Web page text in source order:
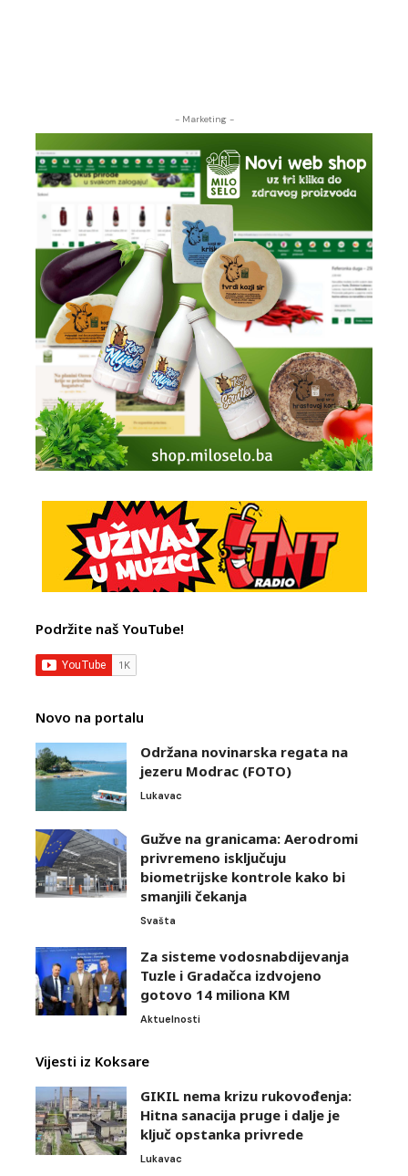
- Marketing -
Podržite naš YouTube!
Novo na portalu
Održana novinarska regata na
jezeru Modrac (FOTO)
Lukavac
Gužve na granicama: Aerodromi
privremeno isključuju
biometrijske kontrole kako bi
smanjili čekanja
Svašta
Za sisteme vodosnabdijevanja
Tuzle i Gradačca izdvojeno
gotovo 14 miliona KM
Aktuelnosti
Vijesti iz Koksare
GIKIL nema krizu rukovođenja:
Hitna sanacija pruge i dalje je
ključ opstanka privrede
Lukavac